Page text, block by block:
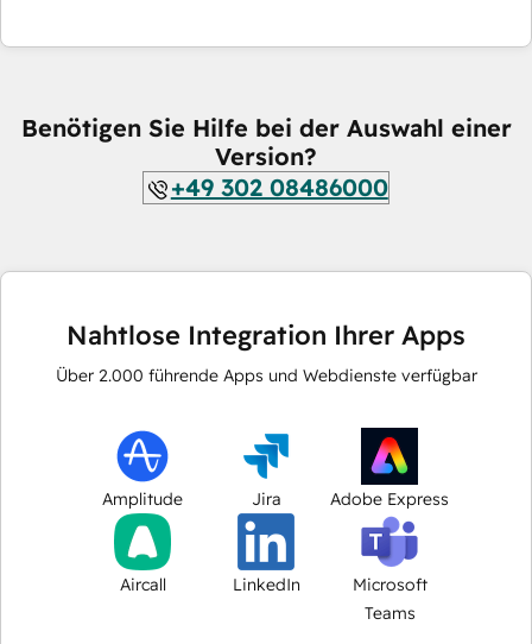
Benötigen Sie Hilfe bei der Auswahl einer
Version?
+49 302 08486000
Nahtlose Integration Ihrer Apps
Über 2.000 führende Apps und Webdienste verfügbar
Amplitude Jira Adobe Express
Aircall LinkedIn
Microsoft
Teams